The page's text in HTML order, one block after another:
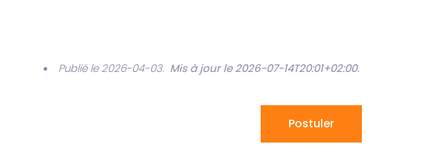
Publié le 2026-04-03. Mis à jour le 2026-07-14T20:01+02:00.
Postuler